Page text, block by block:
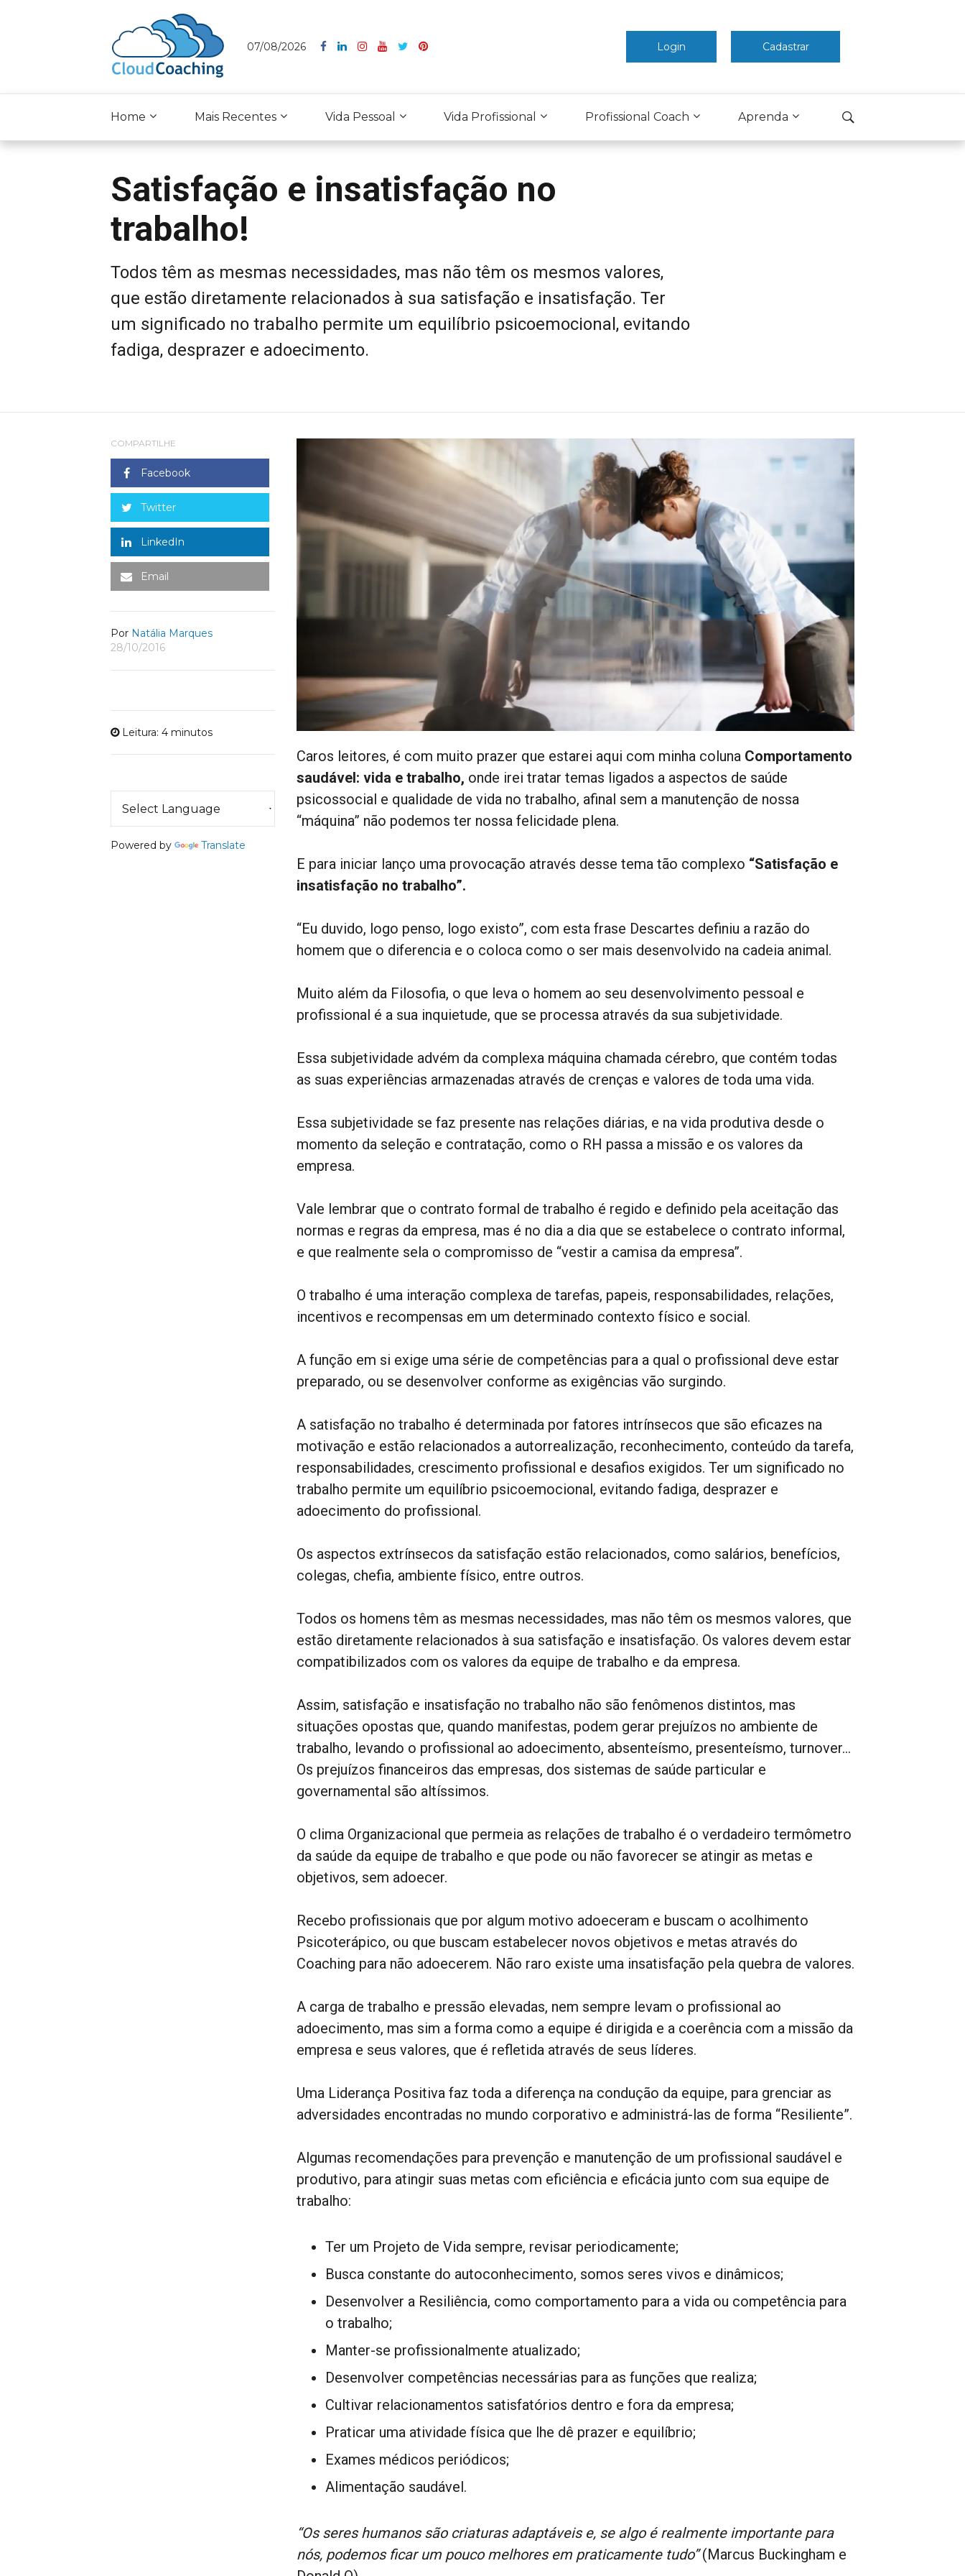
07/08/2026 Login Cadastrar
Home Mais Recentes Vida Pessoal Vida Profissional Profissional Coach Aprenda
Satisfação e insatisfação no
trabalho!
Todos têm as mesmas necessidades, mas não têm os mesmos valores,
que estão diretamente relacionados à sua satisfação e insatisfação. Ter
um significado no trabalho permite um equilíbrio psicoemocional, evitando
fadiga, desprazer e adoecimento.
COMPARTILHE
Facebook
Twitter
LinkedIn
Email
Por Natália Marques
28/10/2016
Leitura: 4 minutos
Powered by Translate
Caros leitores, é com muito prazer que estarei aqui com minha coluna Comportamento
saudável: vida e trabalho, onde irei tratar temas ligados a aspectos de saúde
psicossocial e qualidade de vida no trabalho, afinal sem a manutenção de nossa
“máquina” não podemos ter nossa felicidade plena.
E para iniciar lanço uma provocação através desse tema tão complexo “Satisfação e
insatisfação no trabalho”.
“Eu duvido, logo penso, logo existo”, com esta frase Descartes definiu a razão do
homem que o diferencia e o coloca como o ser mais desenvolvido na cadeia animal.
Muito além da Filosofia, o que leva o homem ao seu desenvolvimento pessoal e
profissional é a sua inquietude, que se processa através da sua subjetividade.
Essa subjetividade advém da complexa máquina chamada cérebro, que contém todas
as suas experiências armazenadas através de crenças e valores de toda uma vida.
Essa subjetividade se faz presente nas relações diárias, e na vida produtiva desde o
momento da seleção e contratação, como o RH passa a missão e os valores da
empresa.
Vale lembrar que o contrato formal de trabalho é regido e definido pela aceitação das
normas e regras da empresa, mas é no dia a dia que se estabelece o contrato informal,
e que realmente sela o compromisso de “vestir a camisa da empresa”.
O trabalho é uma interação complexa de tarefas, papeis, responsabilidades, relações,
incentivos e recompensas em um determinado contexto físico e social.
A função em si exige uma série de competências para a qual o profissional deve estar
preparado, ou se desenvolver conforme as exigências vão surgindo.
A satisfação no trabalho é determinada por fatores intrínsecos que são eficazes na
motivação e estão relacionados a autorrealização, reconhecimento, conteúdo da tarefa,
responsabilidades, crescimento profissional e desafios exigidos. Ter um significado no
trabalho permite um equilíbrio psicoemocional, evitando fadiga, desprazer e
adoecimento do profissional.
Os aspectos extrínsecos da satisfação estão relacionados, como salários, benefícios,
colegas, chefia, ambiente físico, entre outros.
Todos os homens têm as mesmas necessidades, mas não têm os mesmos valores, que
estão diretamente relacionados à sua satisfação e insatisfação. Os valores devem estar
compatibilizados com os valores da equipe de trabalho e da empresa.
Assim, satisfação e insatisfação no trabalho não são fenômenos distintos, mas
situações opostas que, quando manifestas, podem gerar prejuízos no ambiente de
trabalho, levando o profissional ao adoecimento, absenteísmo, presenteísmo, turnover…
Os prejuízos financeiros das empresas, dos sistemas de saúde particular e
governamental são altíssimos.
O clima Organizacional que permeia as relações de trabalho é o verdadeiro termômetro
da saúde da equipe de trabalho e que pode ou não favorecer se atingir as metas e
objetivos, sem adoecer.
Recebo profissionais que por algum motivo adoeceram e buscam o acolhimento
Psicoterápico, ou que buscam estabelecer novos objetivos e metas através do
Coaching para não adoecerem. Não raro existe uma insatisfação pela quebra de valores.
A carga de trabalho e pressão elevadas, nem sempre levam o profissional ao
adoecimento, mas sim a forma como a equipe é dirigida e a coerência com a missão da
empresa e seus valores, que é refletida através de seus líderes.
Uma Liderança Positiva faz toda a diferença na condução da equipe, para grenciar as
adversidades encontradas no mundo corporativo e administrá-las de forma “Resiliente”.
Algumas recomendações para prevenção e manutenção de um profissional saudável e
produtivo, para atingir suas metas com eficiência e eficácia junto com sua equipe de
trabalho:
Ter um Projeto de Vida sempre, revisar periodicamente;
Busca constante do autoconhecimento, somos seres vivos e dinâmicos;
Desenvolver a Resiliência, como comportamento para a vida ou competência para
o trabalho;
Manter-se profissionalmente atualizado;
Desenvolver competências necessárias para as funções que realiza;
Cultivar relacionamentos satisfatórios dentro e fora da empresa;
Praticar uma atividade física que lhe dê prazer e equilíbrio;
Exames médicos periódicos;
Alimentação saudável.
“Os seres humanos são criaturas adaptáveis e, se algo é realmente importante para
nós, podemos ficar um pouco melhores em praticamente tudo”(Marcus Buckingham e